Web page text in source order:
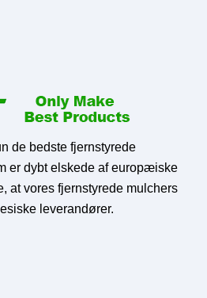
de bedste fjernstyrede
er dybt elskede af europæiske
at vores fjernstyrede mulchers
leverandører.